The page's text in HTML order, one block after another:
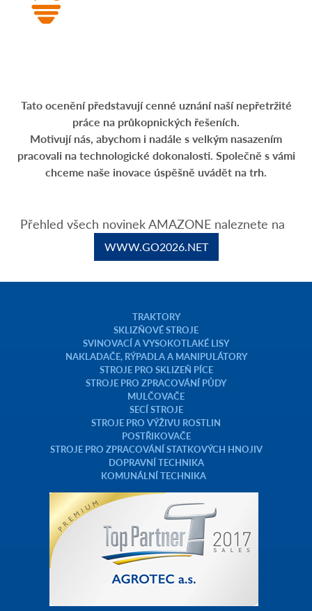
Tato ocenění představují cenné uznání naší nepřetržité
práce na průkopnických řešeních.
Motivují nás, abychom i nadále s velkým nasazením
pracovali na technologické dokonalosti. Společně s vámi
chceme naše inovace úspěšně uvádět na trh.
Přehled všech novinek AMAZONE naleznete na
WWW.GO2026.NET
TRAKTORY
SKLIZŇOVÉ STROJE
SVINOVACÍ A VYSOKOTLAKÉ LISY
NAKLADAČE, RÝPADLA A MANIPULÁTORY
STROJE PRO SKLIZEŇ PÍCE
STROJE PRO ZPRACOVÁNÍ PŮDY
MULČOVAČE
SECÍ STROJE
STROJE PRO VÝŽIVU ROSTLIN
POSTŘIKOVAČE
STROJE PRO ZPRACOVÁNÍ STATKOVÝCH HNOJIV
DOPRAVNÍ TECHNIKA
KOMUNÁLNÍ TECHNIKA